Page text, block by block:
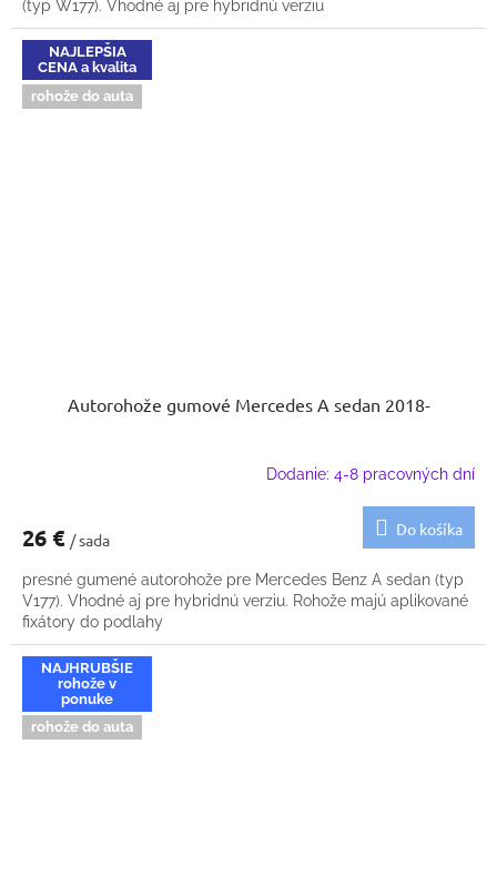
(typ W177). Vhodné aj pre hybridnú verziu
NAJLEPŠIA
CENA a kvalita
rohože do auta
Autorohože gumové Mercedes A sedan 2018-
Dodanie: 4-8 pracovných dní
26 € / sada
Do košíka
presné gumené autorohože pre Mercedes Benz A sedan (typ
V177). Vhodné aj pre hybridnú verziu. Rohože majú aplikované
fixátory do podlahy
NAJHRUBŠIE
rohože v
ponuke
rohože do auta